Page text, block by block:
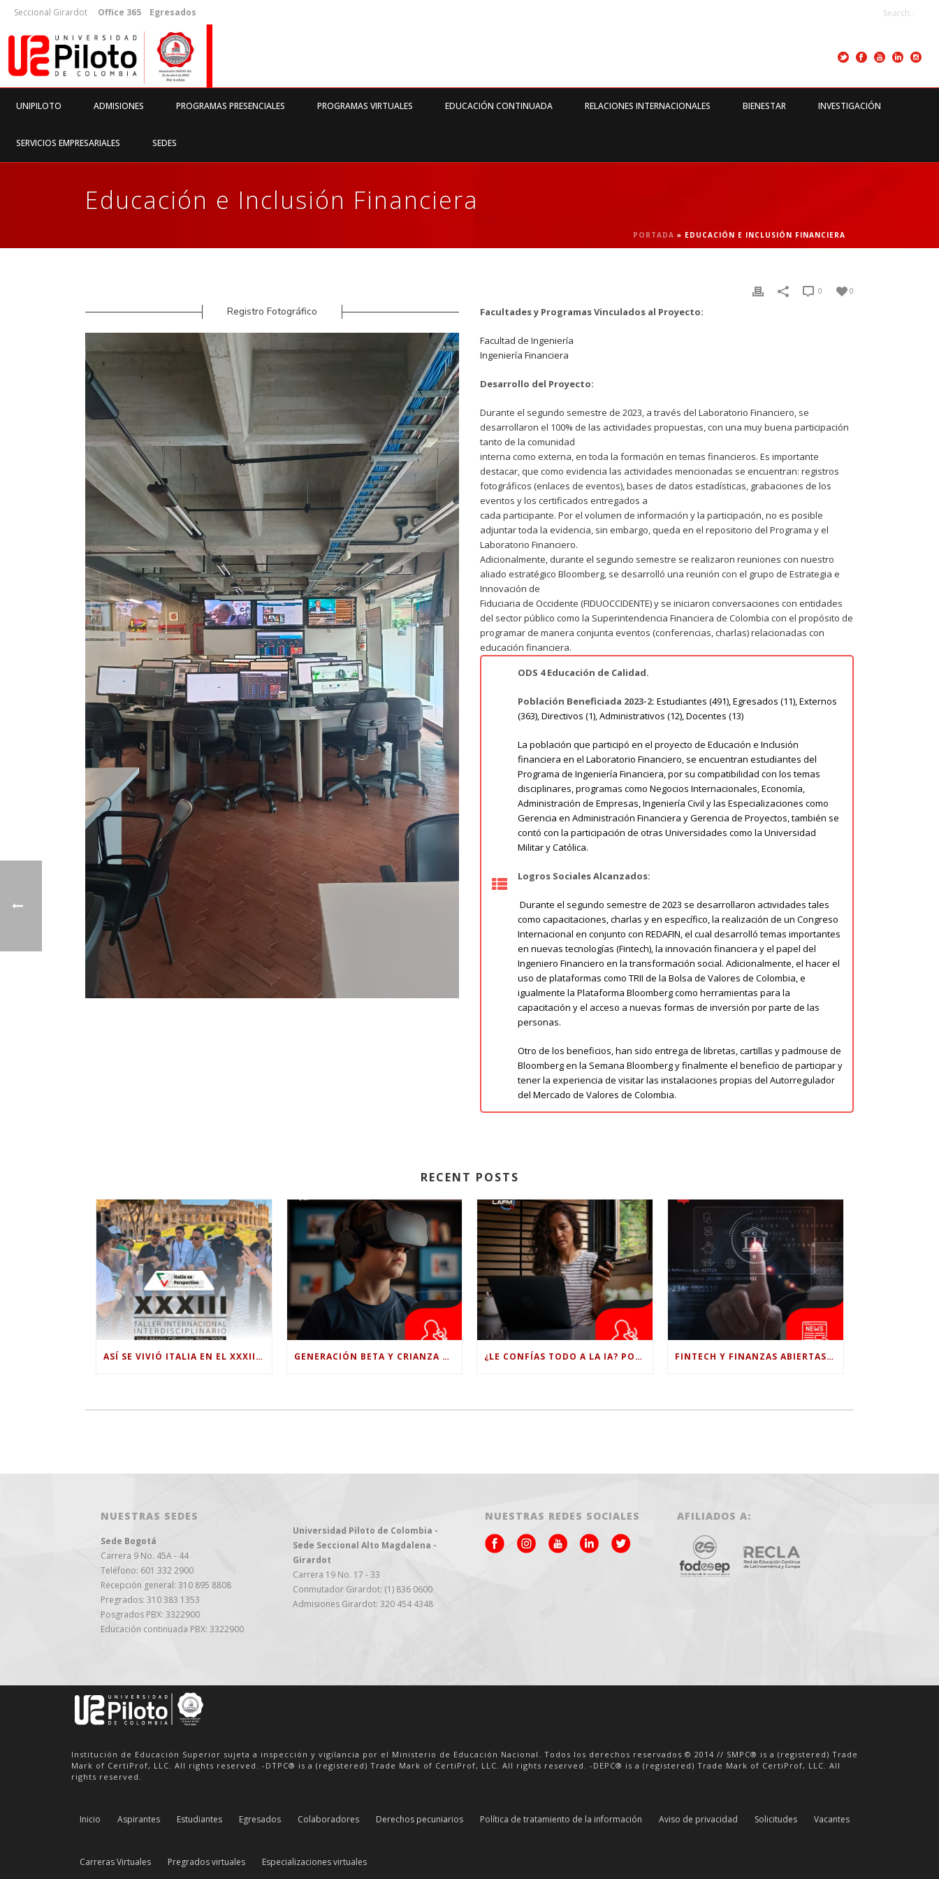
Seccional Girardot Office 365 Egresados
UNIPILOTO ADMISIONES PROGRAMAS PRESENCIALES PROGRAMAS VIRTUALES EDUCACIÓN CONTINUADA RELACIONES INTERNACIONALES BIENESTAR INVESTIGACIÓN
SERVICIOS EMPRESARIALES SEDES
Educación e Inclusión Financiera
PORTADA » EDUCACIÓN E INCLUSIÓN FINANCIERA
0
0
Registro Fotográfico Facultades y Programas Vinculados al Proyecto:
Facultad de Ingeniería
Ingeniería Financiera
Desarrollo del Proyecto:
Durante el segundo semestre de 2023, a través del Laboratorio Financiero, se
desarrollaron el 100% de las actividades propuestas, con una muy buena participación
tanto de la comunidad
interna como externa, en toda la formación en temas financieros. Es importante
destacar, que como evidencia las actividades mencionadas se encuentran: registros
fotográficos (enlaces de eventos), bases de datos estadísticas, grabaciones de los
eventos y los certificados entregados a
cada participante. Por el volumen de información y la participación, no es posible
adjuntar toda la evidencia, sin embargo, queda en el repositorio del Programa y el
Laboratorio Financiero.
Adicionalmente, durante el segundo semestre se realizaron reuniones con nuestro
aliado estratégico Bloomberg, se desarrolló una reunión con el grupo de Estrategia e
Innovación de
Fiduciaria de Occidente (FIDUOCCIDENTE) y se iniciaron conversaciones con entidades
del sector público como la Superintendencia Financiera de Colombia con el propósito de
programar de manera conjunta eventos (conferencias, charlas) relacionadas con
educación financiera.
ODS 4 Educación de Calidad.
Población Beneficiada 2023-2: Estudiantes (491), Egresados (11), Externos
(363), Directivos (1), Administrativos (12), Docentes (13)
La población que participó en el proyecto de Educación e Inclusión
financiera en el Laboratorio Financiero, se encuentran estudiantes del
Programa de Ingeniería Financiera, por su compatibilidad con los temas
disciplinares, programas como Negocios Internacionales, Economía,
Administración de Empresas, Ingeniería Civil y las Especializaciones como
Gerencia en Administración Financiera y Gerencia de Proyectos, también se
contó con la participación de otras Universidades como la Universidad
Militar y Católica.
Logros Sociales Alcanzados:
Durante el segundo semestre de 2023 se desarrollaron actividades tales
como capacitaciones, charlas y en específico, la realización de un Congreso
Internacional en conjunto con REDAFIN, el cual desarrolló temas importantes
en nuevas tecnologías (Fintech), la innovación financiera y el papel del
Ingeniero Financiero en la transformación social. Adicionalmente, el hacer el
uso de plataformas como TRII de la Bolsa de Valores de Colombia, e
igualmente la Plataforma Bloomberg como herramientas para la
capacitación y el acceso a nuevas formas de inversión por parte de las
personas.
Otro de los beneficios, han sido entrega de libretas, cartillas y padmouse de
Bloomberg en la Semana Bloomberg y finalmente el beneficio de participar y
tener la experiencia de visitar las instalaciones propias del Autorregulador
del Mercado de Valores de Colombia.
RECENT POSTS
ASÍ SE VIVIÓ ITALIA EN EL XXXIII TALLER INTERNACIONAL INTERDISCIPLINAR GENERACIÓN BETA Y CRIANZA DIGITAL: LOS RETOS DE CRIAR HIJOS EN LA ERA DE LA INTELIGENCIA ARTIFICIAL ¿LE CONFÍAS TODO A LA IA? POR QUÉ LA PSICÓLOGA DICE QUE ESO PUEDE COSTARTE TUS PROPIAS HABILIDADES FINTECH Y FINANZAS ABIERTAS: RETOS PARA EL NUEVO GOBIERNO COLOMBIANO
NUESTRAS SEDES
Sede Bogotá
Carrera 9 No. 45A - 44
Teléfono: 601 332 2900
Recepción general: 310 895 8808
Pregrados: 310 383 1353
Posgrados PBX: 3322900
Educación continuada PBX: 3322900
Universidad Piloto de Colombia -
Sede Seccional Alto Magdalena -
Girardot
Carrera 19 No. 17 - 33
Conmutador Girardot: (1) 836 0600
Admisiones Girardot: 320 454 4348
NUESTRAS REDES SOCIALES AFILIADOS A:
Institución de Educación Superior sujeta a inspección y vigilancia por el Ministerio de Educación Nacional. Todos los derechos reservados © 2014 // SMPC® is a (registered) Trade
Mark of CertiProf, LLC. All rights reserved. -DTPC® is a (registered) Trade Mark of CertiProf, LLC. All rights reserved. -DEPC® is a (registered) Trade Mark of CertiProf, LLC. All
rights reserved.
Inicio Aspirantes Estudiantes Egresados Colaboradores Derechos pecuniarios Política de tratamiento de la información Aviso de privacidad Solicitudes Vacantes
Carreras Virtuales Pregrados virtuales Especializaciones virtuales